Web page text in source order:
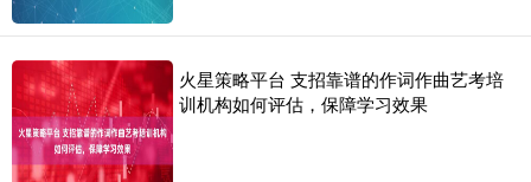
火星策略平台 支招靠谱的作词作曲艺考培
训机构如何评估，保障学习效果